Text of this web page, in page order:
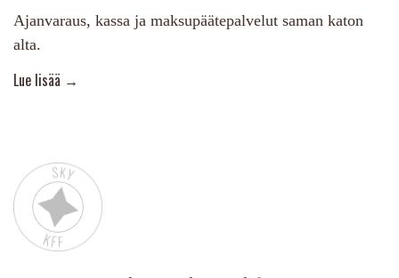
Ajanvaraus, kassa ja maksupäätepalvelut saman katon
alta.